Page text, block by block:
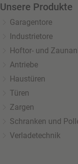
Unsere Produkte
Garagentore
Industrietore
Hoftor- und
Antriebe
Haustüren
Türen
Zargen
Schranken und
Verladetechnik